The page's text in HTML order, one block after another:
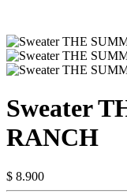
Sweater
RANCH
$ 8.900